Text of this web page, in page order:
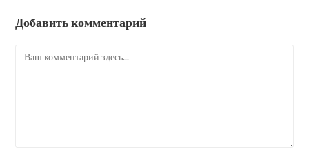
Добавить комментарий
Комментарий